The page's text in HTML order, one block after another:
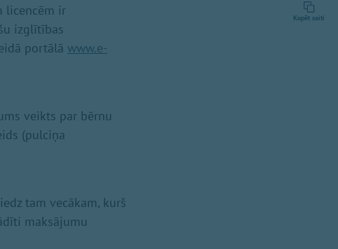
licencēm ir
izglītības
portālā www.e-
veikts par bērnu
(pulciņa
tam vecākam, kurš
maksājumu
Kopēt saiti